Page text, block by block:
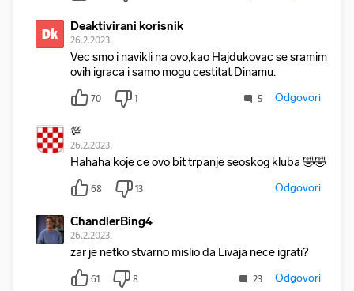
Dk Deaktivirani korisnik
26.2.2023.
Vec smo i navikli na ovo,kao Hajdukovac se sramim
ovih igraca i samo mogu cestitat Dinamu.
70 1 5 Odgovori
💯
26.2.2023.
Hahaha koje ce ovo bit trpanje seoskog kluba 🤣🤣
68 13 Odgovori
ChandlerBing4
26.2.2023.
zar je netko stvarno mislio da Livaja nece igrati?
61 8 23 Odgovori